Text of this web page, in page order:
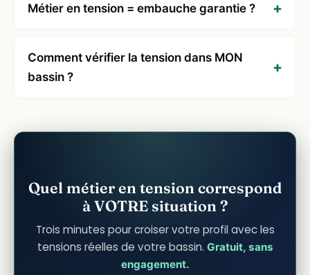
Métier en tension = embauche garantie ?
Comment vérifier la tension dans MON
bassin ?
Quel métier en tension correspond
à VOTRE situation ?
Trois minutes pour croiser votre profil avec les
tensions réelles de votre bassin. Gratuit, sans
engagement.